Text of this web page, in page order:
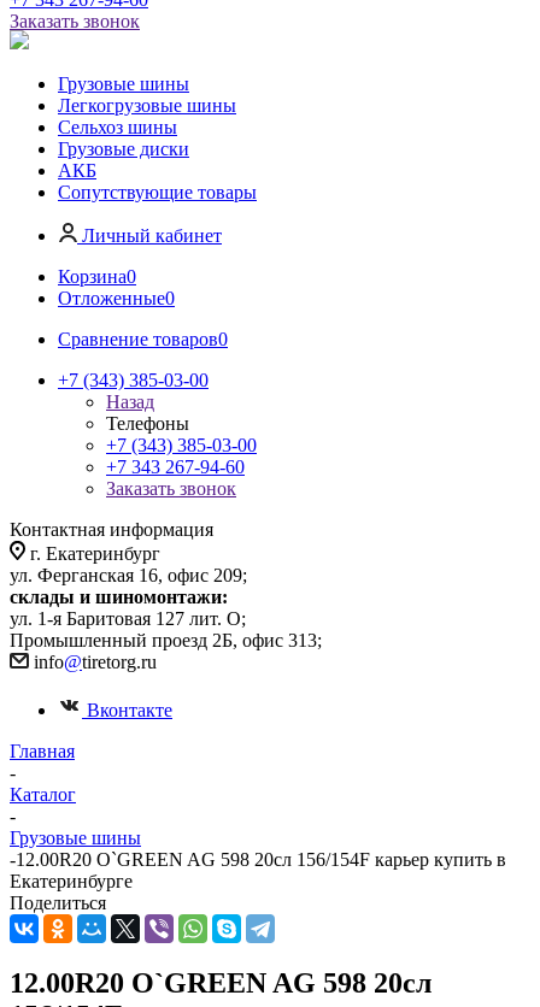
Заказать звонок
Грузовые шины
Легкогрузовые шины
Сельхоз шины
Грузовые диски
АКБ
Сопутствующие товары
Личный кабинет
Корзина0
Отложенные0
Сравнение товаров0
+7 (343) 385-03-00
Назад
Телефоны
+7 (343) 385-03-00
+7 343 267-94-60
Заказать звонок
Контактная информация
г. Екатеринбург
ул. Ферганская 16, офис 209;
склады и шиномонтажи:
ул. 1-я Баритовая 127 лит. О;
Промышленный проезд 2Б, офис 313;
info@tiretorg.ru
Вконтакте
Главная
-
Каталог
-
Грузовые шины
-12.00R20 O`GREEN AG 598 20сл 156/154F карьер купить в
Екатеринбурге
Поделиться
12.00R20 O`GREEN AG 598 20сл